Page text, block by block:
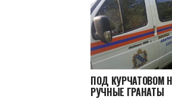
ПОД КУРЧАТОВОМ
РУЧНЫЕ ГРАНАТЫ